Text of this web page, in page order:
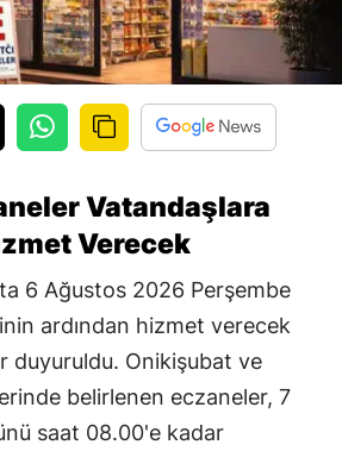
Vatandaşlara
Verecek
6 Ağustos 2026 Perşembe
ardından hizmet verecek
duyuruldu. Onikişubat ve
belirlenen eczaneler, 7
saat 08.00'e kadar